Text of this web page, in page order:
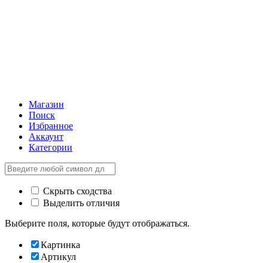
Магазин
Поиск
Избранное
Аккаунт
Категории
Скрыть сходства
Выделить отличия
Выберите поля, которые будут отображаться.
Картинка
Артикул